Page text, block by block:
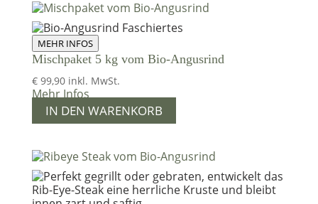
MEHR INFOS
Mischpaket 5 kg vom Bio-Angusrind
€99,90 inkl. MwSt.
Mehr Infos
IN DEN WARENKORB